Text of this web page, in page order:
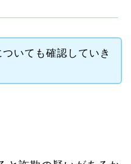
いても確認していき